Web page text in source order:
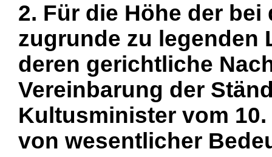
2. Für die Höhe der
zugrunde zu
deren gerichtliche
Vereinbarung der
Kultusminister vom 10.
von wesentlicher